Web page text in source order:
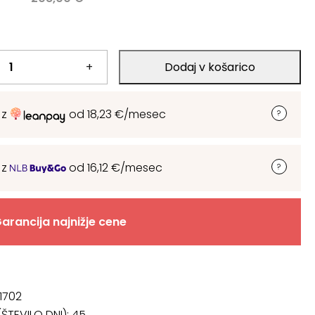
+ Dodaj v košarico
od 18,23 €/mesec
od 16,12€/mesec
najnižje cene